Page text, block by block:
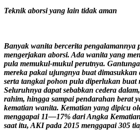
Teknik aborsi yang lain tidak aman
Banyak wanita bercerita pengalamannya
mengerjakan aborsi. Ada wanita yang
pula memukul-mukul perutnya.
mereka pakai ujungnya buat dimasukkan
serta tangkai pohon pula diperlukan buat
Seluruhnya dapat sebabkan cedera
rahim, hingga sampai pendarahan berat
kematian wanita. Kematian yang dipicu
menggapai 11—17% dari Angka
saat itu, AKI pada 2015 menggapai 305